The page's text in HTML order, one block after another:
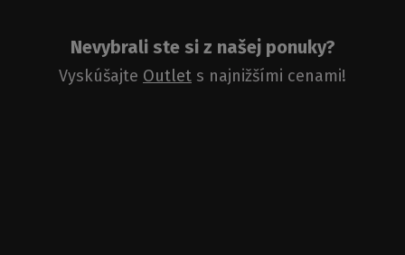
Nevybrali ste si z našej ponuky?
Vyskúšajte Outlet s najnižšími cenami!